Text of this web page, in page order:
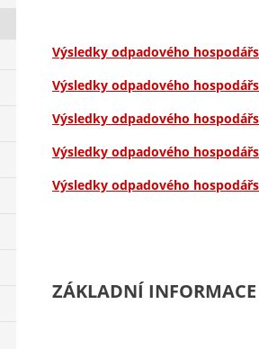
Výsledky odpadového
Výsledky odpadového
Výsledky odpadového
Výsledky odpadového
Výsledky odpadového
ZÁKLADNÍ